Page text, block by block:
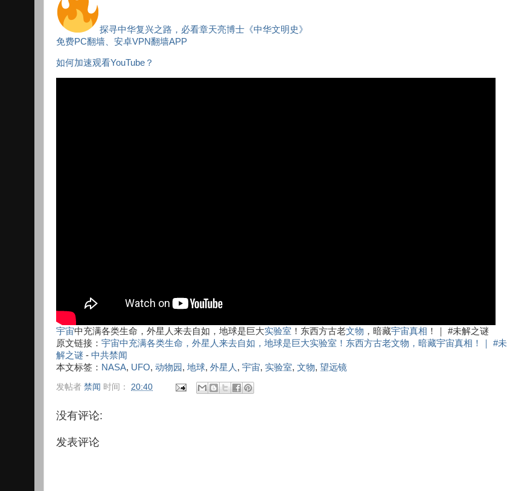
探寻中华复兴之路，必看章天亮博士《中华文明史》
免费PC翻墙、安卓VPN翻墙APP
如何加速观看YouTube？
宇宙中充满各类生命，外星人来去自如，地球是巨大实验室 ！东西方古老文物 ，暗藏宇宙真相 ！｜ #未解之谜
原文链接： 宇宙中充满各类生命，外星人来去自如，地球是巨大实验室！东西方古老文物，暗藏宇宙真相！｜ #未
解之谜 - 中共禁闻
本文标签： NASA, UFO, 动物园 , 地球, 外星人 , 宇宙, 实验室, 文物, 望远镜
发帖者 禁闻 时间： 20:40
没有评论:
发表评论